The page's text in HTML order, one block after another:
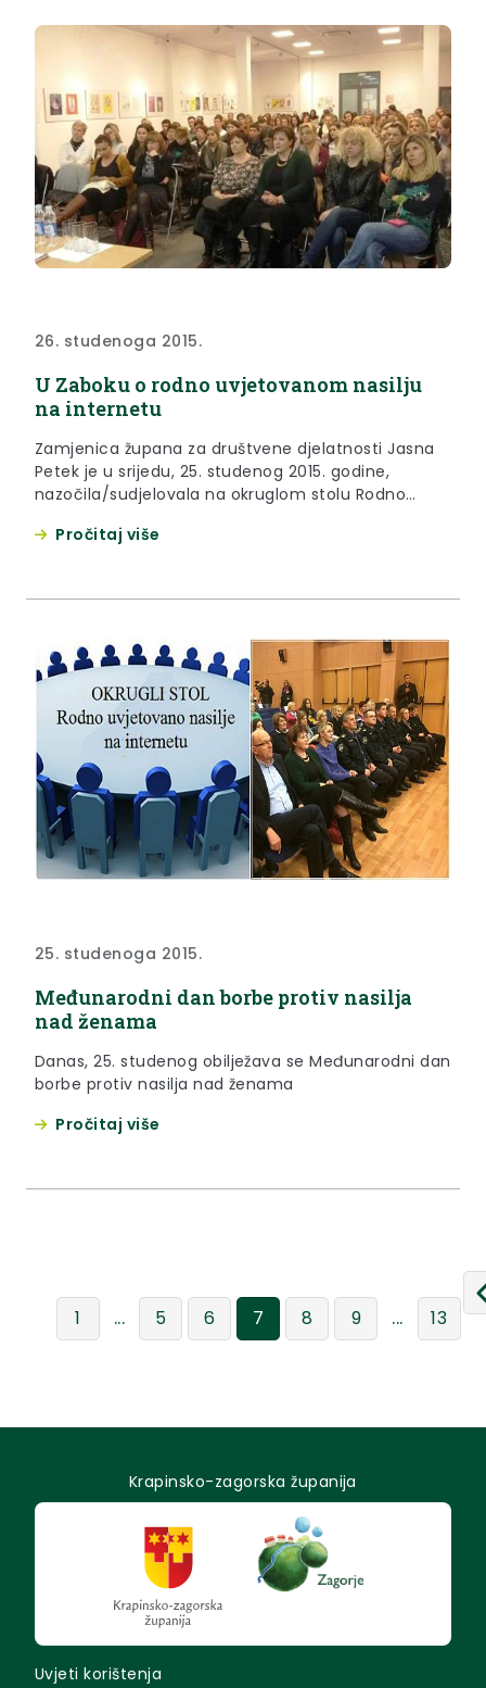
26. studenoga 2015.
U Zaboku o rodno uvjetovanom nasilju
na internetu
Zamjenica župana za društvene djelatnosti Jasna
Petek je u srijedu, 25. studenog 2015. godine,
nazočila/sudjelovala na okruglom stolu Rodno
Velikoj galeriji Grada Zaboka.
Pročitaj više
25. studenoga 2015.
Međunarodni dan borbe protiv nasilja
nad ženama
Danas, 25. studenog obilježava se Međunarodni dan
borbe protiv nasilja nad ženama
Pročitaj više
1 ... 5 6 7 8 9 ... 13
Krapinsko-zagorska županija
Uvjeti korištenja